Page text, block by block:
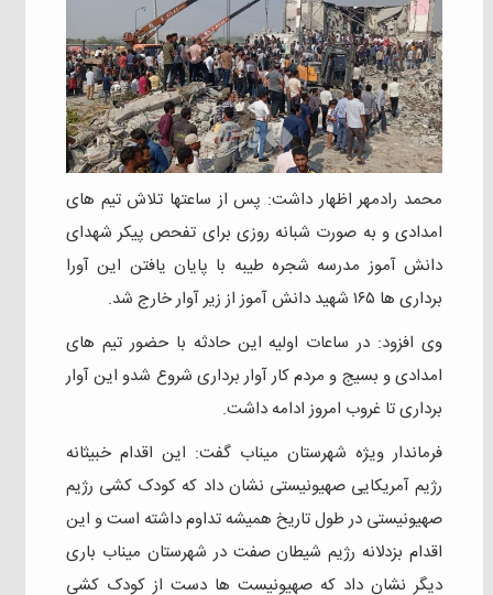
محمد رادمهر اظهار داشت: پس از ساعتها تلاش تیم های
امدادی و به صورت شبانه روزی برای تفحص پیکر شهدای
دانش آموز مدرسه شجره طیبه با پایان یافتن این آورا
برداری ها ۱۶۵ شهید دانش آموز از زیر آوار خارج شد.
وی افزود: در ساعات اولیه این حادثه با حضور تیم های
امدادی و بسیج و مردم کار آوار برداری شروع شدو این آوار
برداری تا غروب امروز ادامه داشت.
فرماندار ویژه شهرستان میناب گفت: این اقدام خبیثانه
رژیم آمریکایی صهیونیستی نشان داد که کودک کشی رژیم
صهیونیستی در طول تاریخ همیشه تداوم داشته است و این
اقدام بزدلانه رژیم شیطان صفت در شهرستان میناب باری
دیگر نشان داد که صهیونیست ها دست از کودک کشی